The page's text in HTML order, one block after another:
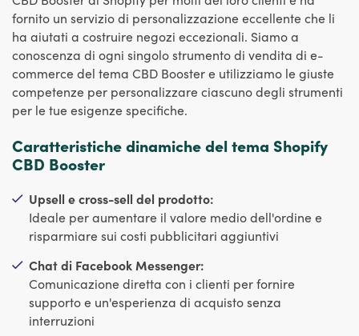
fornito un servizio di personalizzazione eccellente che li
ha aiutati a costruire negozi eccezionali. Siamo a
conoscenza di ogni singolo strumento di vendita di e-
commerce del tema CBD Booster e utilizziamo le giuste
competenze per personalizzare ciascuno degli strumenti
per le tue esigenze specifiche.
Caratteristiche dinamiche del tema Shopify
CBD Booster
Upsell e cross-sell del prodotto:
Ideale per aumentare il valore medio dell'ordine e
risparmiare sui costi pubblicitari aggiuntivi
Chat di Facebook Messenger:
Comunicazione diretta con i clienti per fornire
supporto e un'esperienza di acquisto senza
interruzioni